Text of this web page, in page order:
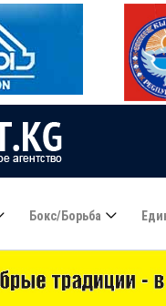
Бокс/борьба